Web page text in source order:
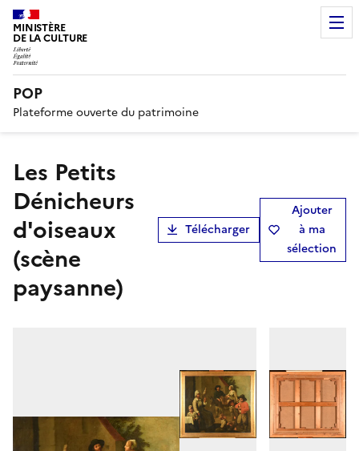
MINISTÈRE
DE LA CULTURE
POP
Plateforme ouverte du patrimoine
Les Petits
Dénicheurs
d'oiseaux
(scène
paysanne)
Télécharger
Ajouter
à ma
sélection